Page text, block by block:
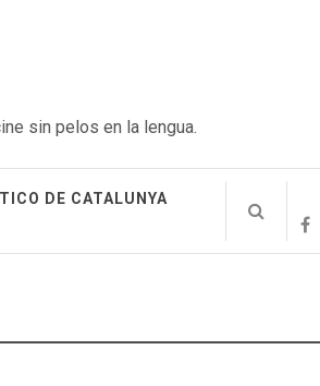
sin pelos en la lengua.
DE CATALUNYA